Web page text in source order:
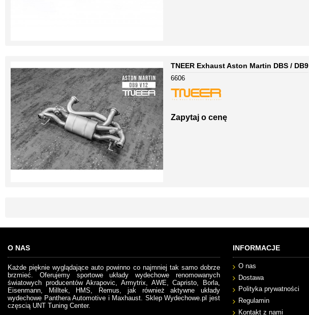
TNEER Exhaust Aston Martin DBS / DB9
6606
Zapytaj o cenę
O NAS
Każde pięknie wyglądające auto powinno co najmniej tak samo dobrze
brzmieć. Oferujemy sportowe układy wydechowe renomowanych
światowych producentów Akrapovic, Armytrix, AWE, Capristo, Borla,
Eisenmann, Milltek, HMS, Remus, jak również aktywne układy
wydechowe Panthera Automotive i Maxhaust. Sklep Wydechowe.pl jest
częscią UNT Tuning Center.
INFORMACJE
O nas
Dostawa
Polityka prywatności
Regulamin
Kontakt z nami